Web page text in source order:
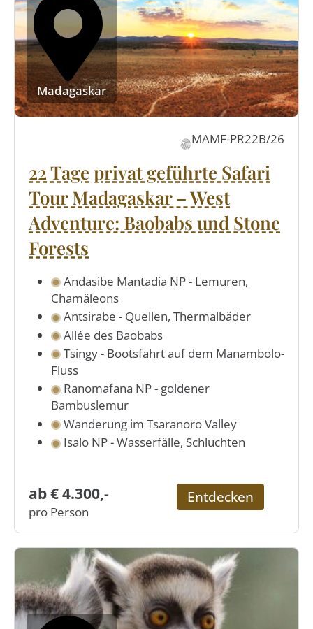
Madagaskar
MAMF-PR22B/26
22 Tage privat geführte Safari
Tour Madagaskar – West
Adventure: Baobabs und Stone
Forests
Andasibe Mantadia NP - Lemuren,
Chamäleons
Antsirabe - Quellen, Thermalbäder
Allée des Baobabs
Tsingy - Bootsfahrt auf dem Manambolo-
Fluss
Ranomafana NP - goldener
Bambuslemur
Wanderung im Tsaranoro Valley
Isalo NP - Wasserfälle, Schluchten
ab € 4.300,-
pro Person
Entdecken